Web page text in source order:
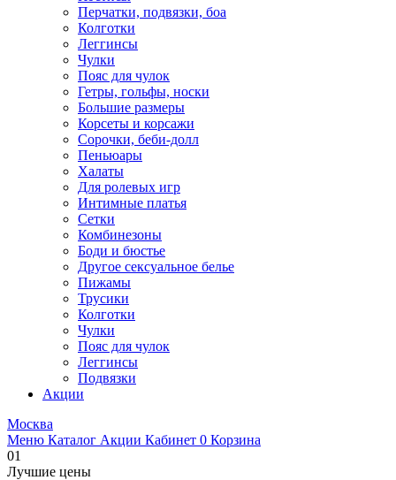
Перчатки, подвязки, боа
Колготки
Леггинсы
Чулки
Пояс для чулок
Гетры, гольфы, носки
Большие размеры
Корсеты и корсажи
Сорочки, беби-долл
Пеньюары
Халаты
Для ролевых игр
Интимные платья
Сетки
Комбинезоны
Боди и бюстье
Другое сексуальное белье
Пижамы
Трусики
Колготки
Чулки
Пояс для чулок
Леггинсы
Подвязки
Акции
Москва
Меню Каталог Акции Кабинет 0 Корзина
01
Лучшие цены